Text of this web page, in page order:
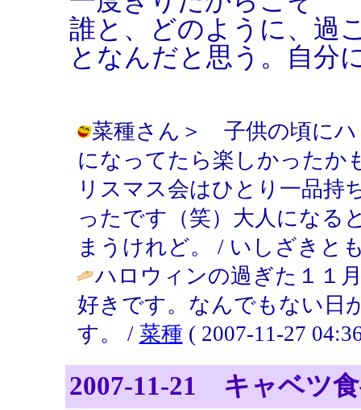
誰と、どのように、過
となんだと思う。自分
菜種さん＞ 子供の頃にハ
になってたら楽しかったか
リスマス会はひとり一品持
ったです（笑）大人になる
まうけれど。 / いしざきと
ハロウィンの過ぎた１１
好きです。なんでもない日
す。 / 菜種 ( 2007-11-27
2007-11-21 キャベツ